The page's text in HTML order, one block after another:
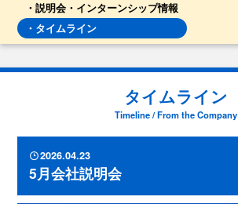
説明会・インターンシップ情報
タイムライン
タイムライン
Timeline / From the Company
2026.04.23
5月会社説明会